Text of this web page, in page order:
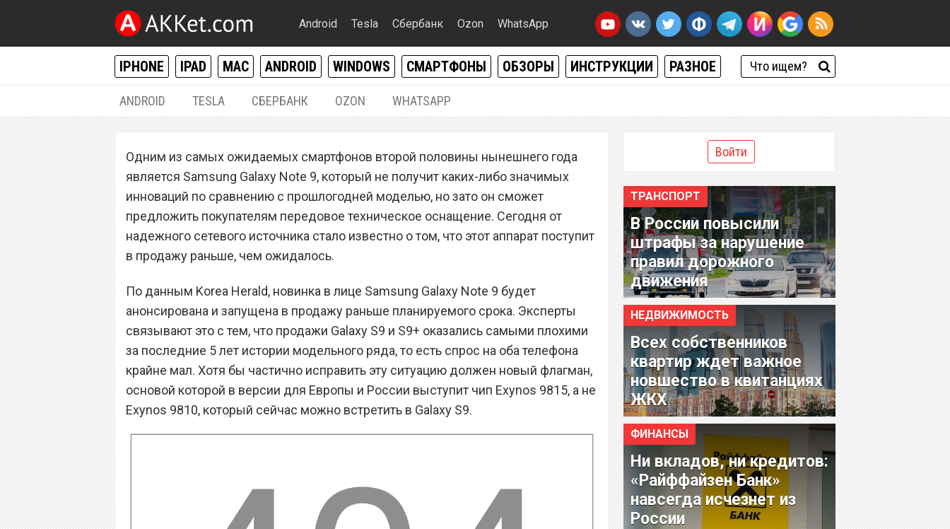
Android Tesla Сбербанк Ozon WhatsApp
IPHONE IPAD MAC ANDROID WINDOWS СМАРТФОНЫ ОБЗОРЫ ИНСТРУКЦИИ РАЗНОЕ
ANDROID TESLA СБЕРБАНК OZON WHATSAPP
Samsung Galaxy Note 9 поступит в
продажу раньше, чем ожидалось
Одним из самых ожидаемых смартфонов второй половины нынешнего года
является Samsung Galaxy Note 9, который не получит каких-либо значимых
инноваций по сравнению с прошлогодней моделью, но зато он сможет
предложить покупателям передовое техническое оснащение. Сегодня от
надежного сетевого источника стало известно о том, что этот аппарат поступит
в продажу раньше, чем ожидалось.
По данным Korea Herald, новинка в лице Samsung Galaxy Note 9 будет
анонсирована и запущена в продажу раньше планируемого срока. Эксперты
связывают это с тем, что продажи Galaxy S9 и S9+ оказались самыми плохими
за последние 5 лет истории модельного ряда, то есть спрос на оба телефона
крайне мал. Хотя бы частично исправить эту ситуацию должен новый флагман,
основой которой в версии для Европы и России выступит чип Exynos 9815, а не
Exynos 9810, который сейчас можно встретить в Galaxy S9.
Войти
ТРАНСПОРТ
В России повысили
штрафы за нарушение
правил дорожного
движения
НЕДВИЖИМОСТЬ
Всех собственников
квартир ждет важное
новшество в квитанциях
ЖКХ
ФИНАНСЫ
Ни вкладов, ни кредитов:
«Райффайзен Банк»
навсегда исчезнет из
России